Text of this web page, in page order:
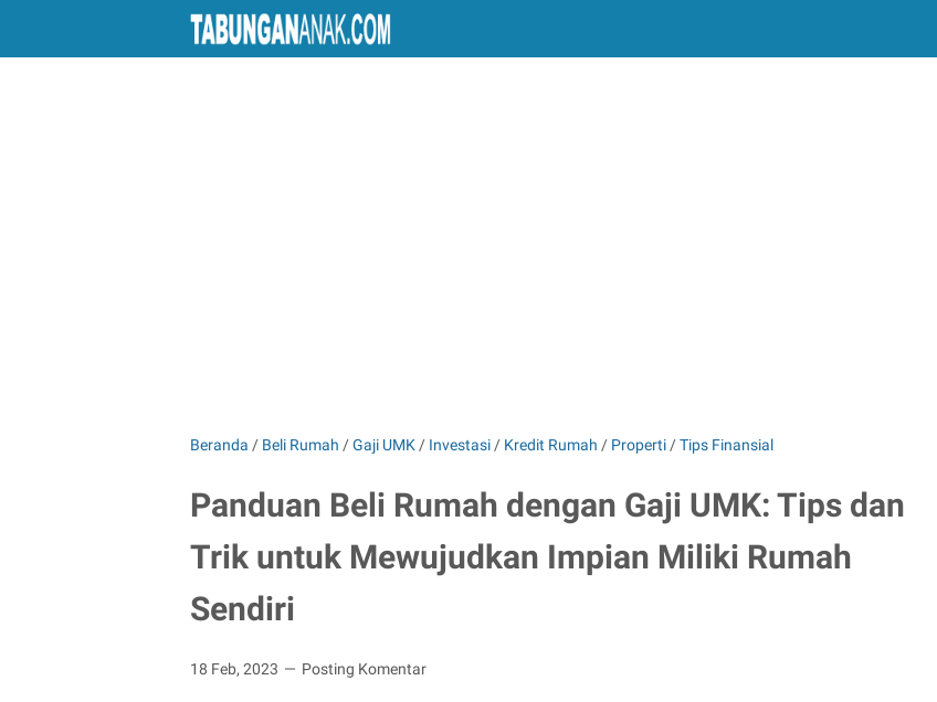
Beranda / Beli Rumah /Gaji UMK / Investasi / Kredit Rumah / Properti /Tips Finansial
Panduan Beli Rumah dengan Gaji UMK: Tips dan
Trik untuk Mewujudkan Impian Miliki Rumah
Sendiri
18 Feb, 2023 Posting Komentar